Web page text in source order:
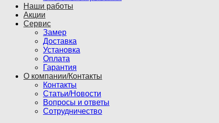
Наши работы
Акции
Сервис
Замер
Доставка
Установка
Оплата
Гарантия
О компании/Контакты
Контакты
Статьи/Новости
Вопросы и ответы
Сотрудничество